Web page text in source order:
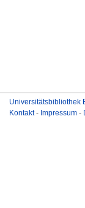
Universitätsbibliothek
Kontakt- Impressum -